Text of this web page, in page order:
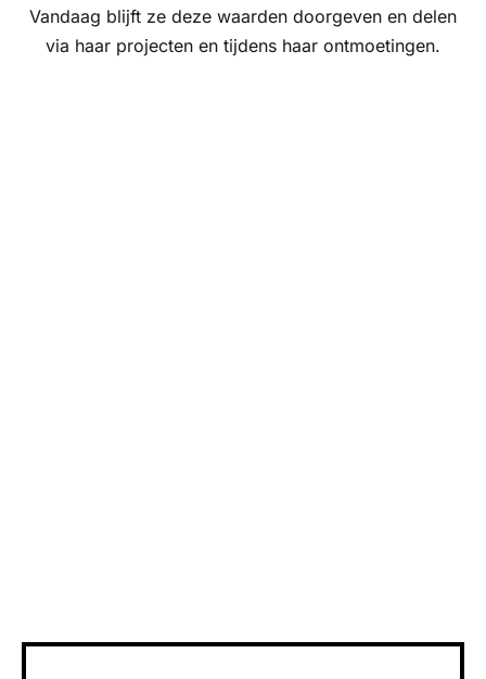
Vandaag blijft ze deze waarden doorgeven en delen
via haar projecten en tijdens haar ontmoetingen.